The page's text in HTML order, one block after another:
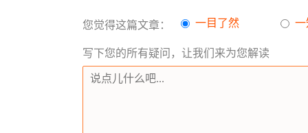
您觉得这篇文章： 一目了然 一
写下您的所有疑问，让我们来为您解读